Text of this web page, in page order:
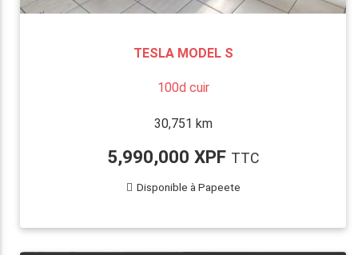
TESLA MODEL S
100d cuir
30,751 km
5,990,000 XPF TTC
Disponible à Papeete